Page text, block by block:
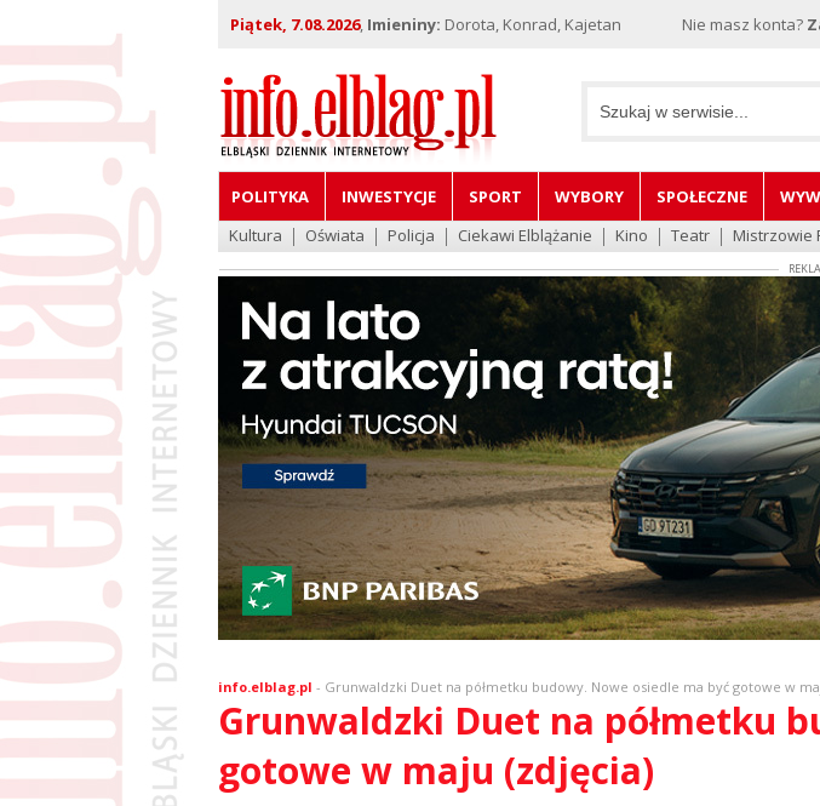
Piątek, 7.08.2026, Imieniny: Dorota, Konrad, Kajetan Nie masz konta?
POLITYKA INWESTYCJE SPORT WYBORY SPOŁECZNE
Kultura
Oświata Policja Ciekawi Elblążanie Kino Teatr Mistrzowie
info.elblag.pl - Grunwaldzki Duet na półmetku budowy. Nowe osiedle ma być gotowe w
Grunwaldzki Duet na półmetku
gotowe w maju (zdjęcia)